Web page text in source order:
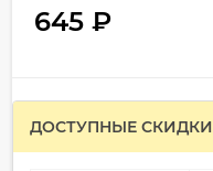
645 ₽
ДОСТУПНЫЕ СКИДКИ